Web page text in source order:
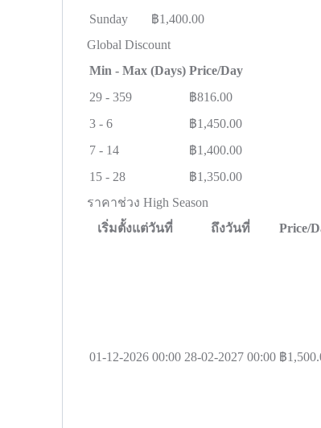
Sunday
฿1,400.00
Global Discount
Min - Max (Days) Price/Day
29 - 359 ฿816.00
3 - 6 ฿1,450.00
7 - 14 ฿1,400.00
15 - 28 ฿1,350.00
ราคาช่วง High Season
เริ่มตั้งแต่วันที่
ถึงวันที่ Price/
01-12-2026 00:00 28-02-2027 00:00 ฿